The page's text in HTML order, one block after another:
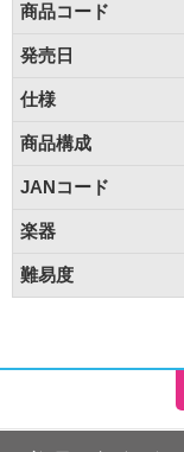
商品コード
発売日
仕様
商品構成
JANコード
楽器
難易度